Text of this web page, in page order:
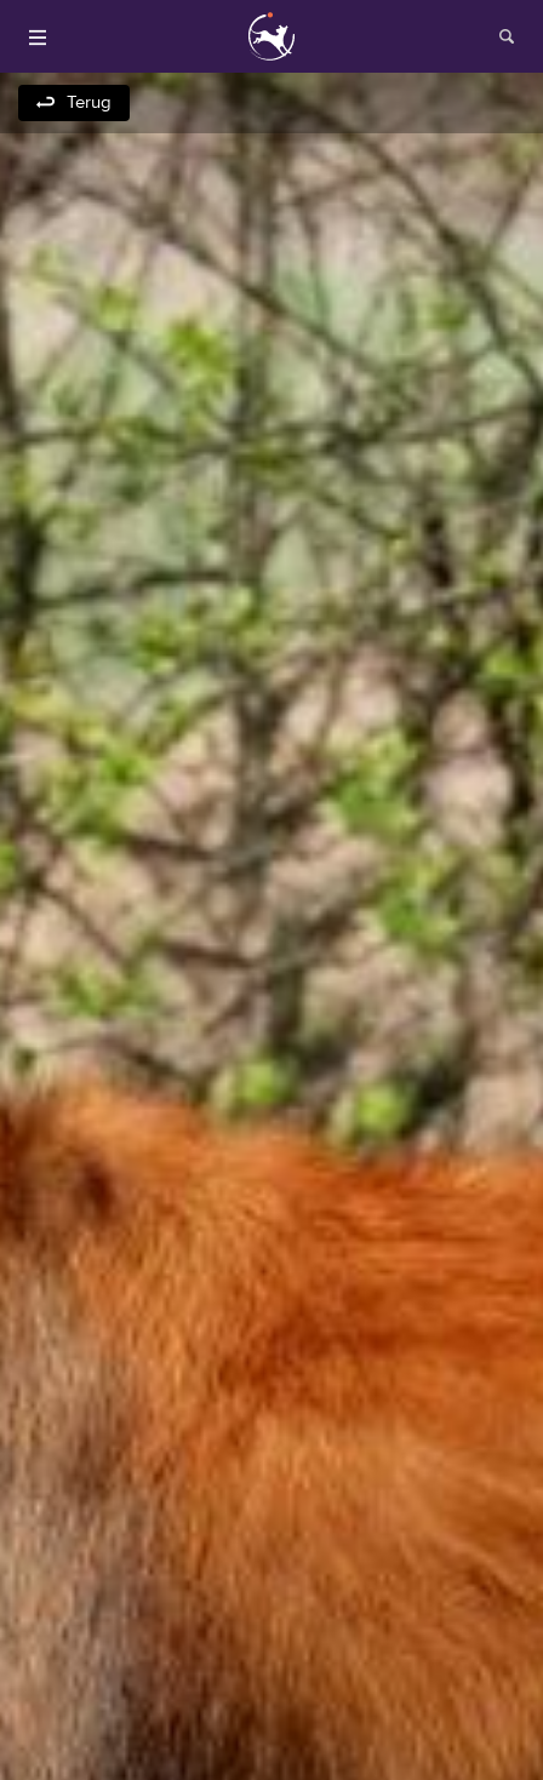
Houden van honden
Fokken met je hond
Onze websites
Opleidingen en
trainingen
Zoek een vereniging
Activiteiten agenda
Inlog Mijn RvB account
Inlog leden / officials
Over ons
Contact & support
Veelgestelde vragen
Vacatures
Terug